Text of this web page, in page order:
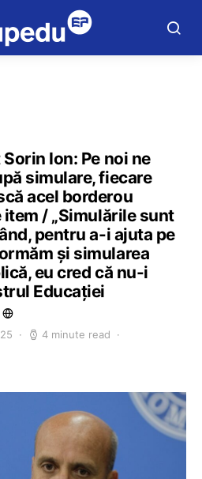
Ion: Pe noi ne
simulare, fiecare
acel borderou
/ „Simulările sunt
pentru a-i ajuta pe
și simularea
eu cred că nu-i
Educației
4 minute read